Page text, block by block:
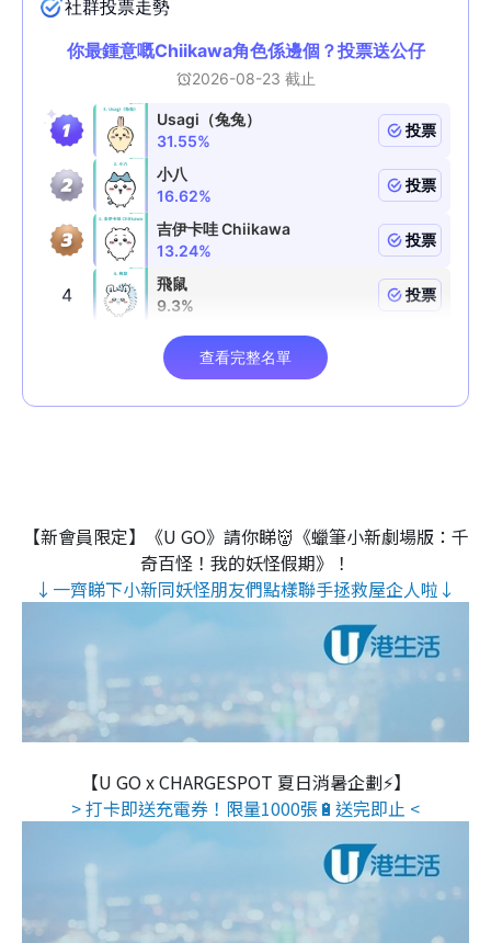
【新會員限定】《U GO》請你睇👹《蠟筆小新劇場版：千
奇百怪！我的妖怪假期》！
↓一齊睇下小新同妖怪朋友們點樣聯手拯救屋企人啦↓
【U GO x CHARGESPOT 夏日消暑企劃⚡】
> 打卡即送充電券！限量1000張🔋送完即止 <